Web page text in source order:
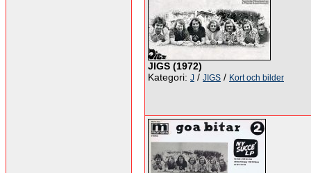
JIGS (1972)
Kategori: J / JIGS / Kort och bilder